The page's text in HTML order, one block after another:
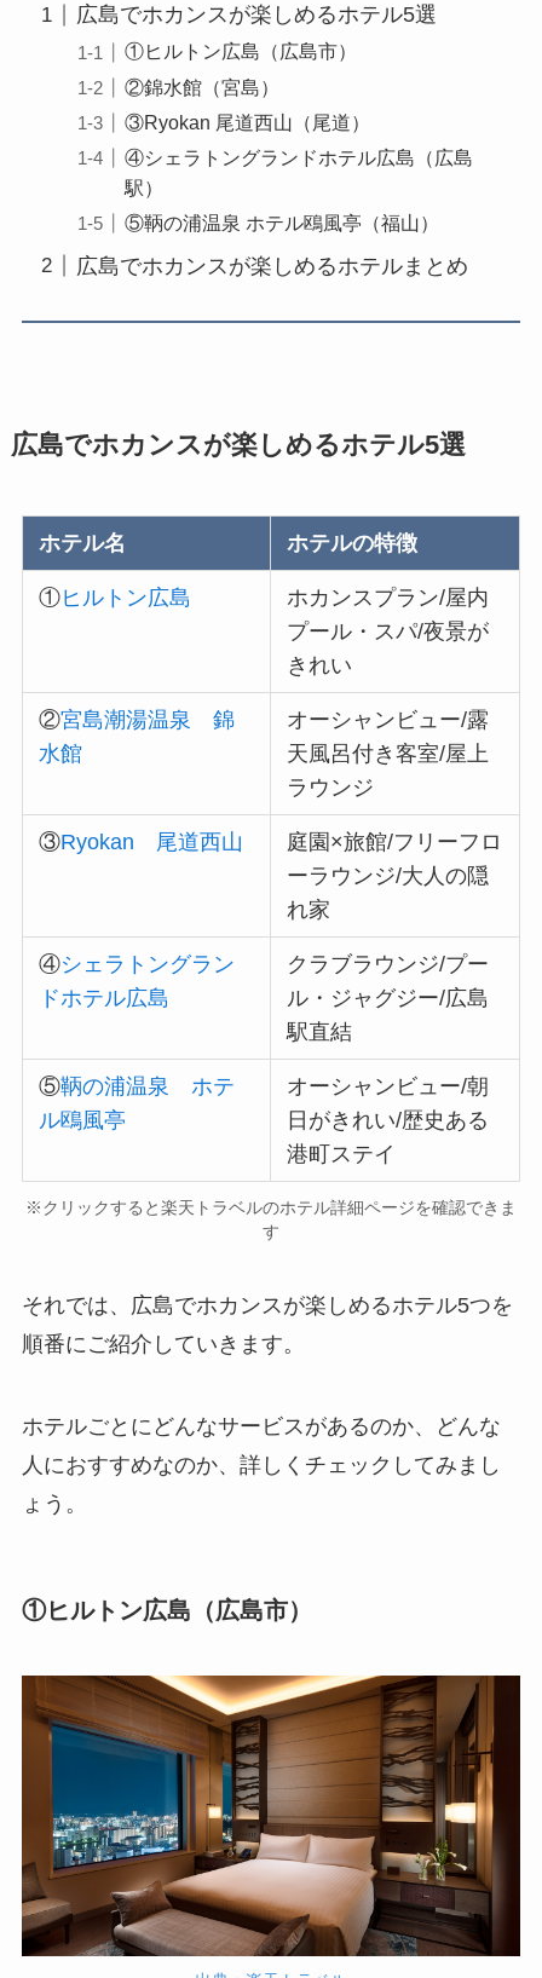
広島でホカンスが楽しめるホテル5選
①ヒルトン広島（広島市）
②錦水館（宮島）
③Ryokan 尾道西山（尾道）
④シェラトングランドホテル広島（広島
駅）
⑤鞆の浦温泉 ホテル鴎風亭（福山）
広島でホカンスが楽しめるホテルまとめ
広島でホカンスが楽しめるホテル5選
ホテル名 ホテルの特徴
①ヒルトン広島
ホカンスプラン/屋内
プール・スパ/夜景が
きれい
②宮島潮湯温泉 錦
水館
オーシャンビュー/露
天風呂付き客室/屋上
ラウンジ
③Ryokan 尾道西山
庭園×旅館/フリーフロ
ーラウンジ/大人の隠
れ家
④シェラトングラン
ドホテル広島
クラブラウンジ/プー
ル・ジャグジー/広島
駅直結
⑤鞆の浦温泉 ホテ
ル鴎風亭
オーシャンビュー/朝
日がきれい/歴史ある
港町ステイ
※クリックすると楽天トラベルのホテル詳細ページを確認できま
す
それでは、広島でホカンスが楽しめるホテル5つを
順番にご紹介していきます。
ホテルごとにどんなサービスがあるのか、どんな
人におすすめなのか、詳しくチェックしてみまし
ょう。
①ヒルトン広島（広島市）